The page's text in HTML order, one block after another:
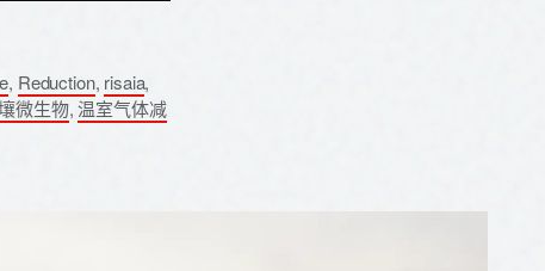
, Reduction, risaia,
微生物,温室气体减